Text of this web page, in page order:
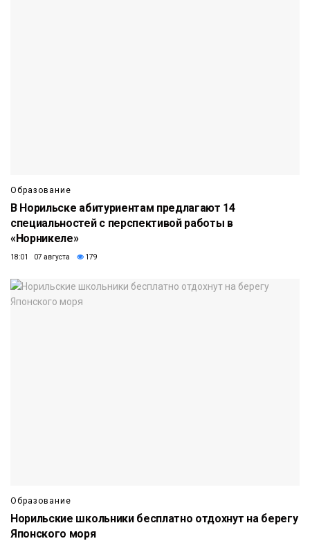
Образование
В Норильске абитуриентам предлагают 14
специальностей с перспективой работы в
«Норникеле»
18:01 07 августа 179
Образование
Норильские школьники бесплатно отдохнут на берегу
Японского моря